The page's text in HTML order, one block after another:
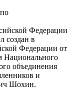
Федерации
создан в
Федерации от
Национального
объединения
и
Шохин.